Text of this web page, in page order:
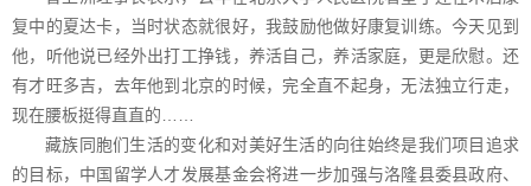
复中的夏达卡，当时状态就很好，我鼓励他做好康复训练。今天见到
他，听他说已经外出打工挣钱，养活自己，养活家庭，更是欣慰。还
有才旺多吉，去年他到北京的时候，完全直不起身，无法独立行走，
现在腰板挺得直直的……
藏族同胞们生活的变化和对美好生活的向往始终是我们项目追求
的目标，中国留学人才发展基金会将进一步加强与洛隆县委县政府、